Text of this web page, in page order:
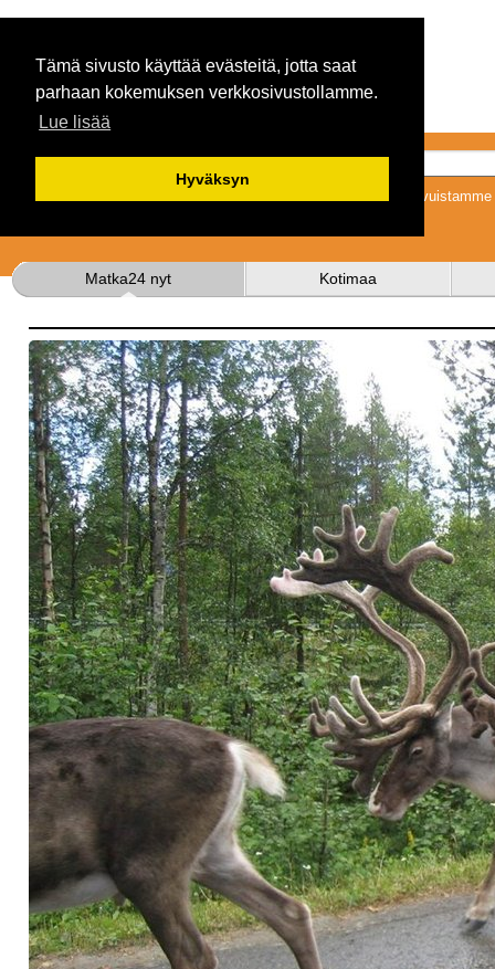
Tämä sivusto käyttää evästeitä, jotta saat
parhaan kokemuksen verkkosivustollamme.
Lue lisää
Hyväksyn
Tykkäämällä
Matka24 nyt Kotimaa